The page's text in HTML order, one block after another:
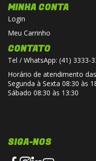
MINHA CONTA
Login
Meu Carrinho
CONTATO
Tel / WhatsApp: (41) 3333-
Horário de atendimento
Segunda à Sexta 08:30 às
Sábado 08:30 às 13:30
SIGA-NOS